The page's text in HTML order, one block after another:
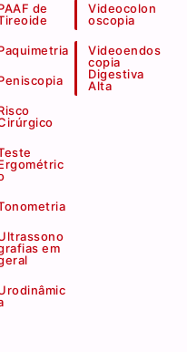
de
em
Videocolon
oscopia
Videoendos
copia
Digestiva
Alta